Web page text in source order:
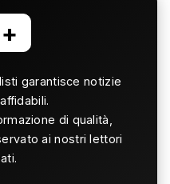
garantisce notizie
di qualità,
ai nostri lettori